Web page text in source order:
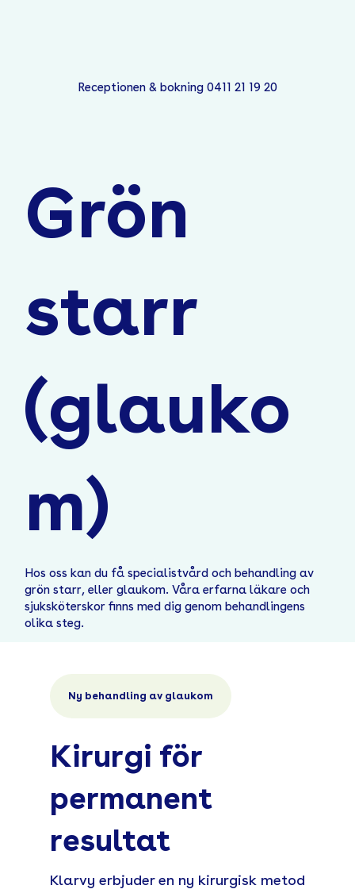
Receptionen & bokning 0411 21 19 20
Grön
starr
(glauko
m)
Hos oss kan du få specialistvård och behandling av
grön starr, eller glaukom. Våra erfarna läkare och
sjuksköterskor finns med dig genom behandlingens
olika steg.
Ny behandling av glaukom
Kirurgi för
permanent
resultat
Klarvy erbjuder en ny kirurgisk metod